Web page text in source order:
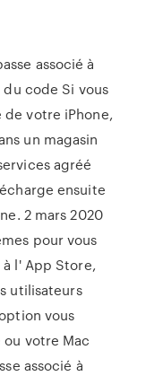
associé à
code Si vous
de votre iPhone,
un magasin
agréé
ensuite
2 mars 2020
pour vous
l' App Store,
utilisateurs
vous
votre Mac
associé à